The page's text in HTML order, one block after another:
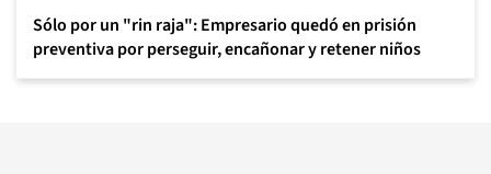
Sólo por un "rin raja": Empresario quedó en prisión
preventiva por perseguir, encañonar y retener niños